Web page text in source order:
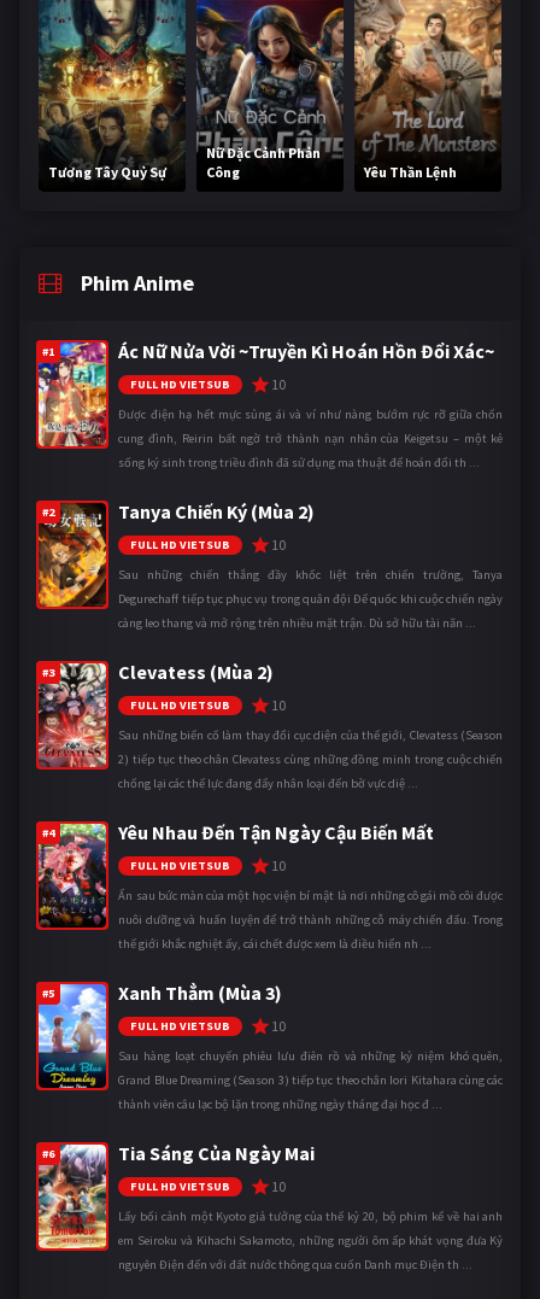
Tương Tây Quỷ Sự
Nữ Đặc Cảnh Phản
Công
Yêu Thần Lệnh
Phim Anime
#1 Ác Nữ Nửa Vời ~Truyền Kì Hoán Hồn Đổi Xác~
FULL HD VIETSUB 10
Được điện hạ hết mực sủng ái và ví như nàng bướm rực rỡ giữa chốn
cung đình, Reirin bất ngờ trở thành nạn nhân của Keigetsu – một kẻ
sống ký sinh trong triều đình đã sử dụng ma thuật để hoán đổi th ...
#2 Tanya Chiến Ký (Mùa 2)
FULL HD VIETSUB 10
Sau những chiến thắng đầy khốc liệt trên chiến trường, Tanya
Degurechaff tiếp tục phục vụ trong quân đội Đế quốc khi cuộc chiến ngày
càng leo thang và mở rộng trên nhiều mặt trận. Dù sở hữu tài năn ...
#3 Clevatess (Mùa 2)
FULL HD VIETSUB 10
Sau những biến cố làm thay đổi cục diện của thế giới, Clevatess (Season
2) tiếp tục theo chân Clevatess cùng những đồng minh trong cuộc chiến
chống lại các thế lực đang đẩy nhân loại đến bờ vực diệ ...
#4 Yêu Nhau Đến Tận Ngày Cậu Biến Mất
FULL HD VIETSUB 10
Ẩn sau bức màn của một học viện bí mật là nơi những cô gái mồ côi được
nuôi dưỡng và huấn luyện để trở thành những cỗ máy chiến đấu. Trong
thế giới khắc nghiệt ấy, cái chết được xem là điều hiển nh ...
#5 Xanh Thẳm (Mùa 3)
FULL HD VIETSUB 10
Sau hàng loạt chuyến phiêu lưu điên rồ và những kỷ niệm khó quên,
Grand Blue Dreaming (Season 3) tiếp tục theo chân Iori Kitahara cùng các
thành viên câu lạc bộ lặn trong những ngày tháng đại học đ ...
#6 Tia Sáng Của Ngày Mai
FULL HD VIETSUB 10
Lấy bối cảnh một Kyoto giả tưởng của thế kỷ 20, bộ phim kể về hai anh
em Seiroku và Kihachi Sakamoto, những người ôm ấp khát vọng đưa Kỷ
nguyên Điện đến với đất nước thông qua cuốn Danh mục Điện th ...